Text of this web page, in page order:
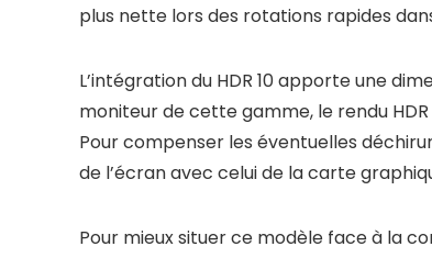
plus nette lors des rotations rapides
L’intégration du HDR 10 apporte une
moniteur de cette gamme, le rendu
Pour compenser les éventuelles
de l’écran avec celui de la carte
Pour mieux situer ce modèle face à la